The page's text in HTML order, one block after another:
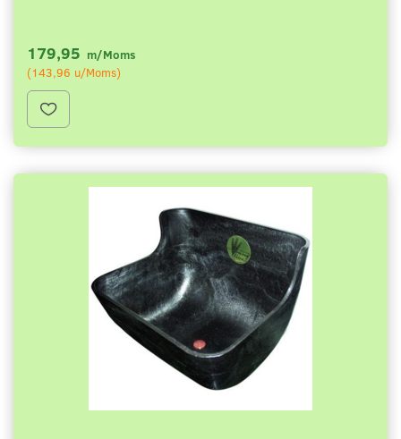
179,95 m/Moms
(143,96 u/Moms)